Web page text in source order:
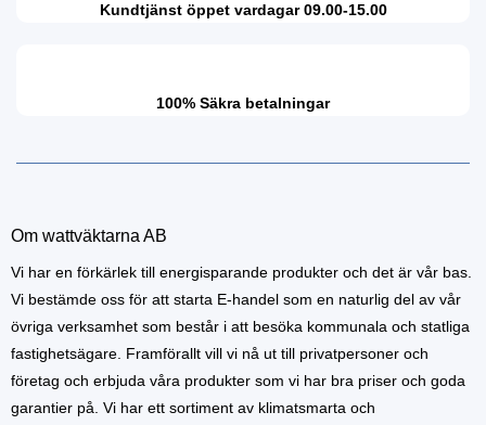
Kundtjänst öppet vardagar 09.00-15.00
100% Säkra betalningar
Om wattväktarna AB
Vi har en förkärlek till energisparande produkter och det är vår bas.
Vi bestämde oss för att starta E-handel som en naturlig del av vår
övriga verksamhet som består i att besöka kommunala och statliga
fastighetsägare. Framförallt vill vi nå ut till privatpersoner och
företag och erbjuda våra produkter som vi har bra priser och goda
garantier på. Vi har ett sortiment av klimatsmarta och